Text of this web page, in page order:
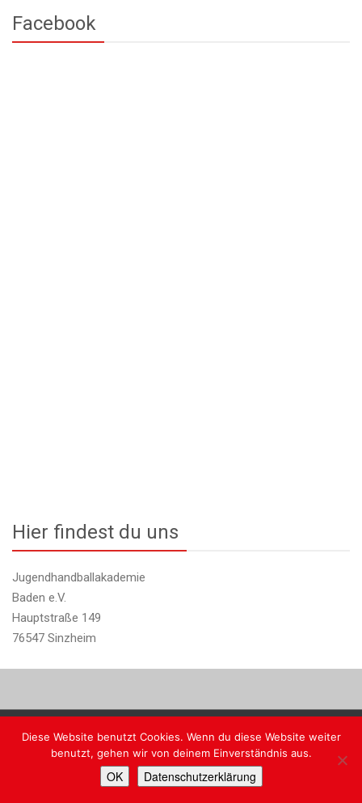
Facebook
Hier findest du uns
Jugendhandballakademie
Baden e.V.
Hauptstraße 149
76547 Sinzheim
Copyright @ JHA Baden
Diese Website benutzt Cookies. Wenn du diese Website weiter
benutzt, gehen wir von deinem Einverständnis aus.
OK Datenschutzerklärung